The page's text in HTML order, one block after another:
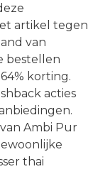
artikel tegen
van
bestellen
korting.
acties
Ambi Pur
thai